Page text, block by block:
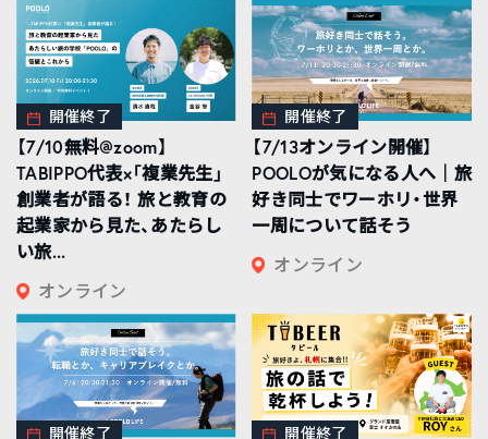
開催終了
【7/10無料@zoom】
TABIPPO代表×「複業先生」
創業者が語る！ 旅と教育の
起業家から見た、あたらし
い旅...
オンライン
開催終了
【7/13オンライン開催】
POOLOが気になる人へ｜旅
好き同士でワーホリ・世界
一周について話そう
オンライン
開催終了 開催終了